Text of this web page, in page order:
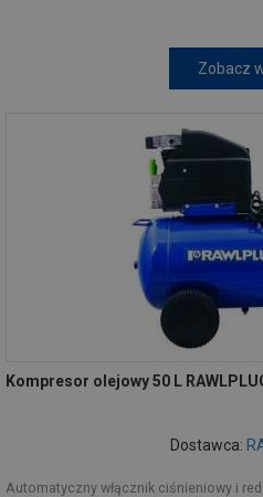
Zobacz
Kompresor olejowy 50 L
Dostawca:
Automatyczny włącznik ciśnieniowy i